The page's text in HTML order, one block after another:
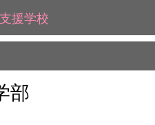
援学校
部